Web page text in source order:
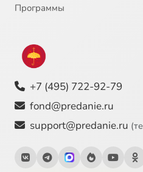
Программы
+7 (495) 722-92-79
fond@predanie.ru
support@predanie.ru